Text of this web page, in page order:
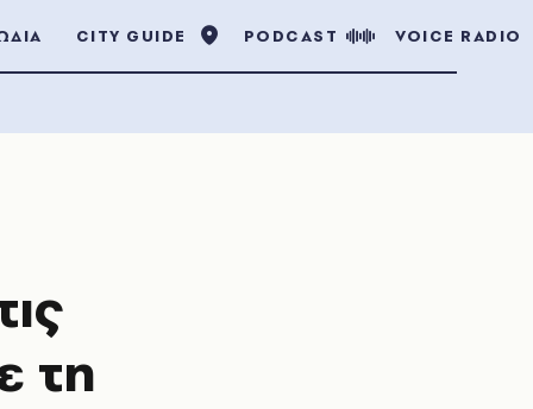
CITY GUIDE PODCAST VOICE RADIO
τη